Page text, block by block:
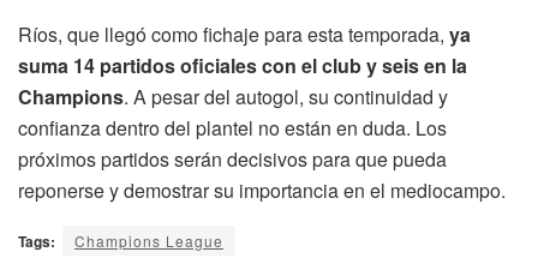
Ríos, que llegó como fichaje para esta temporada, ya
suma 14 partidos oficiales con el club y seis en la
Champions. A pesar del autogol, su continuidad y
confianza dentro del plantel no están en duda. Los
próximos partidos serán decisivos para que pueda
reponerse y demostrar su importancia en el mediocampo.
Tags: Champions League